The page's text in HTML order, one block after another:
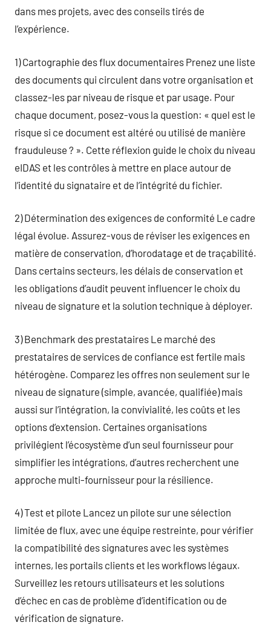
dans mes projets, avec des conseils tirés de
l’expérience.
1) Cartographie des flux documentaires Prenez une liste
des documents qui circulent dans votre organisation et
classez-les par niveau de risque et par usage. Pour
chaque document, posez-vous la question: « quel est le
risque si ce document est altéré ou utilisé de manière
frauduleuse ? ». Cette réflexion guide le choix du niveau
eIDAS et les contrôles à mettre en place autour de
l’identité du signataire et de l’intégrité du fichier.
2) Détermination des exigences de conformité Le cadre
légal évolue. Assurez-vous de réviser les exigences en
matière de conservation, d’horodatage et de traçabilité.
Dans certains secteurs, les délais de conservation et
les obligations d’audit peuvent influencer le choix du
niveau de signature et la solution technique à déployer.
3) Benchmark des prestataires Le marché des
prestataires de services de confiance est fertile mais
hétérogène. Comparez les offres non seulement sur le
niveau de signature (simple, avancée, qualifiée) mais
aussi sur l’intégration, la convivialité, les coûts et les
options d’extension. Certaines organisations
privilégient l’écosystème d’un seul fournisseur pour
simplifier les intégrations, d’autres recherchent une
approche multi-fournisseur pour la résilience.
4) Test et pilote Lancez un pilote sur une sélection
limitée de flux, avec une équipe restreinte, pour vérifier
la compatibilité des signatures avec les systèmes
internes, les portails clients et les workflows légaux.
Surveillez les retours utilisateurs et les solutions
d’échec en cas de problème d’identification ou de
vérification de signature.